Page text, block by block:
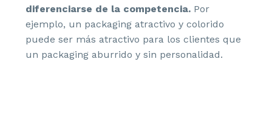
diferenciarse de la competencia. Por
ejemplo, un packaging atractivo y colorido
puede ser más atractivo para los clientes que
un packaging aburrido y sin personalidad.